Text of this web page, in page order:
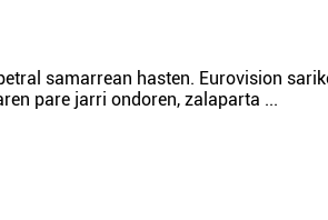
samarrean hasten. Eurovision
pare jarri ondoren, zalaparta ...